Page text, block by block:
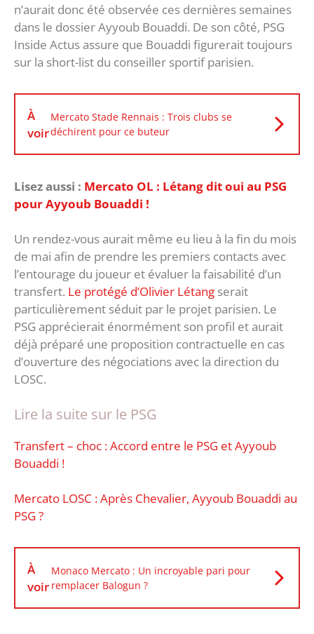
n’aurait donc été observée ces dernières semaines
dans le dossier Ayyoub Bouaddi. De son côté, PSG
Inside Actus assure que Bouaddi figurerait toujours
sur la short-list du conseiller sportif parisien.
À
voir
Mercato Stade Rennais : Trois clubs se
déchirent pour ce buteur
Lisez aussi : Mercato OL : Létang dit oui au PSG
pour Ayyoub Bouaddi !
Un rendez-vous aurait même eu lieu à la fin du mois
de mai afin de prendre les premiers contacts avec
l’entourage du joueur et évaluer la faisabilité d’un
transfert. Le protégé d’Olivier Létang serait
particulièrement séduit par le projet parisien. Le
PSG apprécierait énormément son profil et aurait
déjà préparé une proposition contractuelle en cas
d’ouverture des négociations avec la direction du
LOSC.
Lire la suite sur le PSG
Transfert – choc : Accord entre le PSG et Ayyoub
Bouaddi !
Mercato LOSC : Après Chevalier, Ayyoub Bouaddi au
PSG ?
À
voir
Monaco Mercato : Un incroyable pari pour
remplacer Balogun ?